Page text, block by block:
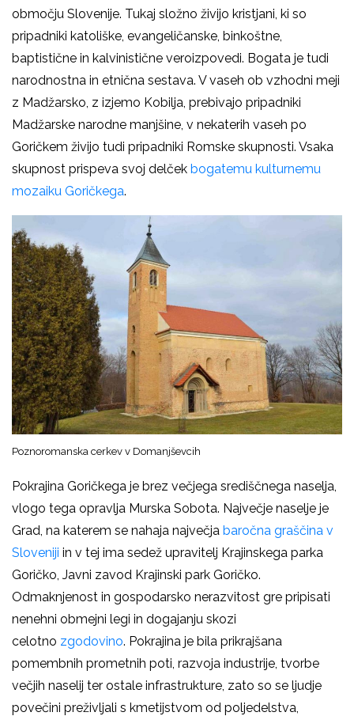
območju Slovenije. Tukaj složno živijo kristjani, ki so
pripadniki katoliške, evangeličanske, binkoštne,
baptistične in kalvinistične veroizpovedi. Bogata je tudi
narodnostna in etnična sestava. V vaseh ob vzhodni meji
z Madžarsko, z izjemo Kobilja, prebivajo pripadniki
Madžarske narodne manjšine, v nekaterih vaseh po
Goričkem živijo tudi pripadniki Romske skupnosti. Vsaka
skupnost prispeva svoj delček bogatemu kulturnemu
mozaiku Goričkega.
Poznoromanska cerkev v Domanjševcih
Pokrajina Goričkega je brez večjega središčnega naselja,
vlogo tega opravlja Murska Sobota. Največje naselje je
Grad, na katerem se nahaja največja baročna graščina v
Sloveniji in v tej ima sedež upravitelj Krajinskega parka
Goričko, Javni zavod Krajinski park Goričko.
Odmaknjenost in gospodarsko nerazvitost gre pripisati
nenehni obmejni legi in dogajanju skozi
celotno zgodovino. Pokrajina je bila prikrajšana
pomembnih prometnih poti, razvoja industrije, tvorbe
večjih naselij ter ostale infrastrukture, zato so se ljudje
povečini preživljali s kmetijstvom od poljedelstva,